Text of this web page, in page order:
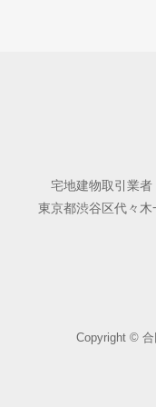
宅地建物取引業
東京都渋谷区代々
Copyright © 合